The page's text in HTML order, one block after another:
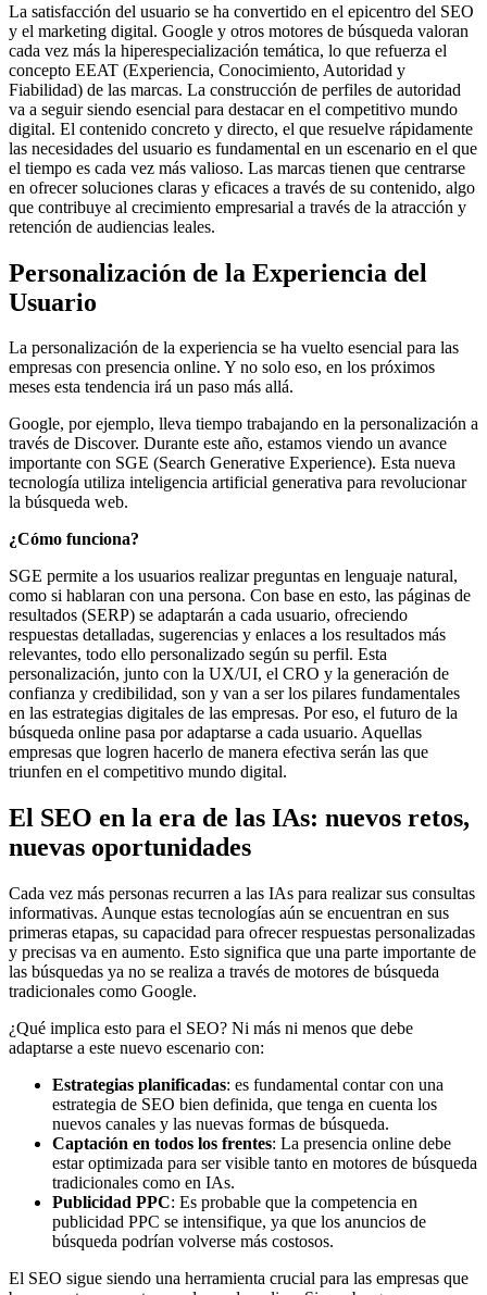
La satisfacción del usuario se ha convertido en el epicentro del SEO
y el marketing digital. Google y otros motores de búsqueda valoran
cada vez más la hiperespecialización temática, lo que refuerza el
concepto EEAT (Experiencia, Conocimiento, Autoridad y
Fiabilidad) de las marcas. La construcción de perfiles de autoridad
va a seguir siendo esencial para destacar en el competitivo mundo
digital. El contenido concreto y directo, el que resuelve rápidamente
las necesidades del usuario es fundamental en un escenario en el que
el tiempo es cada vez más valioso. Las marcas tienen que centrarse
en ofrecer soluciones claras y eficaces a través de su contenido, algo
que contribuye al crecimiento empresarial a través de la atracción y
retención de audiencias leales.
Personalización de la Experiencia del
Usuario
La personalización de la experiencia se ha vuelto esencial para las
empresas con presencia online. Y no solo eso, en los próximos
meses esta tendencia irá un paso más allá.
Google, por ejemplo, lleva tiempo trabajando en la personalización a
través de Discover. Durante este año, estamos viendo un avance
importante con SGE (Search Generative Experience). Esta nueva
tecnología utiliza inteligencia artificial generativa para revolucionar
la búsqueda web.
¿Cómo funciona?
SGE permite a los usuarios realizar preguntas en lenguaje natural,
como si hablaran con una persona. Con base en esto, las páginas de
resultados (SERP) se adaptarán a cada usuario, ofreciendo
respuestas detalladas, sugerencias y enlaces a los resultados más
relevantes, todo ello personalizado según su perfil. Esta
personalización, junto con la UX/UI, el CRO y la generación de
confianza y credibilidad, son y van a ser los pilares fundamentales
en las estrategias digitales de las empresas. Por eso, el futuro de la
búsqueda online pasa por adaptarse a cada usuario. Aquellas
empresas que logren hacerlo de manera efectiva serán las que
triunfen en el competitivo mundo digital.
El SEO en la era de las IAs: nuevos retos,
nuevas oportunidades
Cada vez más personas recurren a las IAs para realizar sus consultas
informativas. Aunque estas tecnologías aún se encuentran en sus
primeras etapas, su capacidad para ofrecer respuestas personalizadas
y precisas va en aumento. Esto significa que una parte importante de
las búsquedas ya no se realiza a través de motores de búsqueda
tradicionales como Google.
¿Qué implica esto para el SEO? Ni más ni menos que debe
adaptarse a este nuevo escenario con:
Estrategias planificadas: es fundamental contar con una
estrategia de SEO bien definida, que tenga en cuenta los
nuevos canales y las nuevas formas de búsqueda.
Captación en todos los frentes: La presencia online debe
estar optimizada para ser visible tanto en motores de búsqueda
tradicionales como en IAs.
Publicidad PPC: Es probable que la competencia en
publicidad PPC se intensifique, ya que los anuncios de
búsqueda podrían volverse más costosos.
El SEO sigue siendo una herramienta crucial para las empresas que